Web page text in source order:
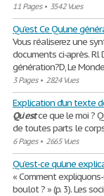
11 Pages• 3542 Vues
Qu'est Ce Qu'une
Vous réaliserez une
documents ci-après. Rl
génération?D, Le
3 Pages• 2824 Vues
Explication d'un texte
Qu’estce que le moi ?
de toutes parts le
6 Pages• 2665 Vues
Qu’est-ce qu’une
« Comment
boulot ? » (p. 3). Les